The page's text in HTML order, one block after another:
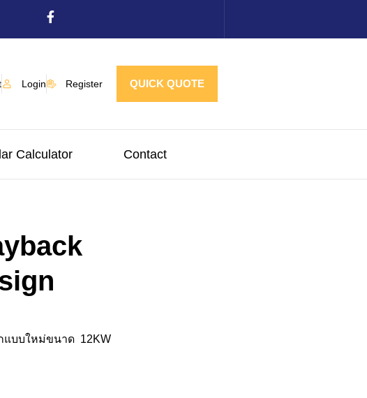
Login Register QUICK QUOTE
Calculator Contact
แบบใหม่ขนาด 12KW